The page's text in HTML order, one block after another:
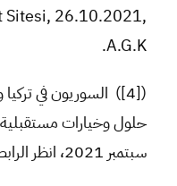
Sitesi, 26.10.2021,
A.G.K.
([4]) السوريون في
سبتمبر 2021، انظر الرابط: